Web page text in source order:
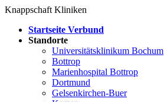
Knappschaft Kliniken
Startseite Verbund
Standorte
Universitätsklinikum Bochum
Bottrop
Marienhospital Bottrop
Dortmund
Gelsenkirchen-Buer